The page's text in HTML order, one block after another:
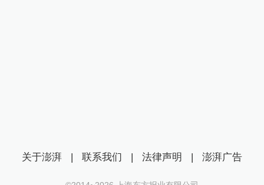
关于澎湃 | 联系我们 | 法律声明 | 澎湃广告